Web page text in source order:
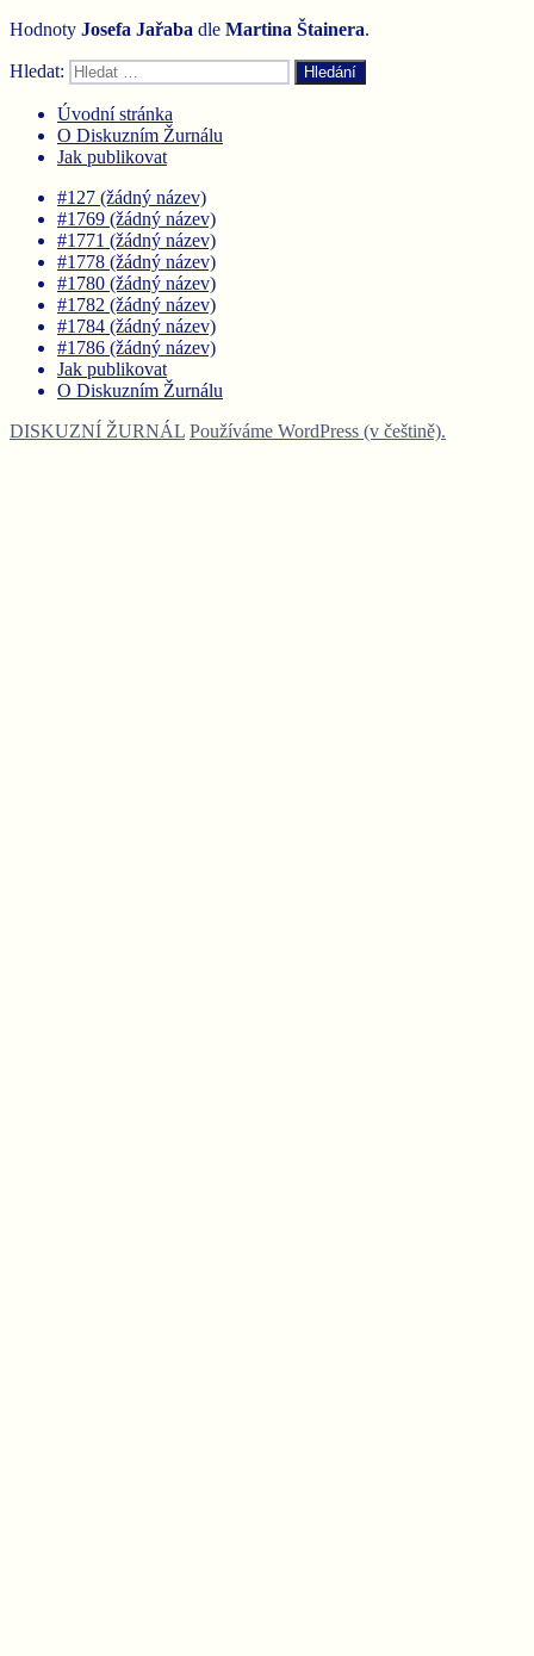
Hodnoty Josefa Jařaba dle Martina Štainera.
Hledat: Hledání
Úvodní stránka
O Diskuzním Žurnálu
Jak publikovat
#127 (žádný název)
#1769 (žádný název)
#1771 (žádný název)
#1778 (žádný název)
#1780 (žádný název)
#1782 (žádný název)
#1784 (žádný název)
#1786 (žádný název)
Jak publikovat
O Diskuzním Žurnálu
DISKUZNÍ ŽURNÁL Používáme WordPress (v češtině).